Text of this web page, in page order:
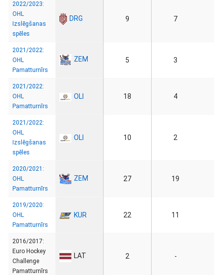
2022/2023:
OHL
Izslēgšanas
spēles
DRG 9 7
2021/2022:
OHL
Pamatturnīrs
ZEM 5 3
2021/2022:
OHL
Pamatturnīrs
OLI 18 4
2021/2022:
OHL
Izslēgšanas
spēles
OLI 10 2
2020/2021:
OHL
Pamatturnīrs
ZEM 27 19
2019/2020:
OHL
Pamatturnīrs
KUR 22 11
2016/2017:
Euro Hockey
Challenge
Pamatturnīrs
LAT 2 -